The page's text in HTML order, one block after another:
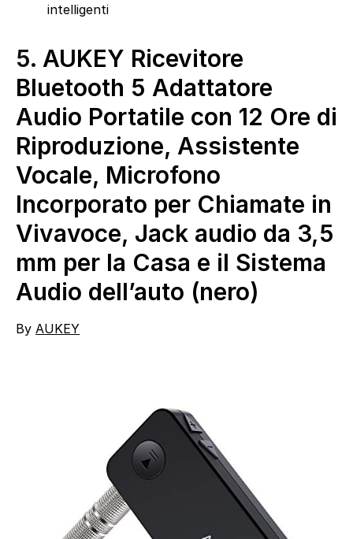
intelligenti
5. AUKEY Ricevitore
Bluetooth 5 Adattatore
Audio Portatile con 12 Ore di
Riproduzione, Assistente
Vocale, Microfono
Incorporato per Chiamate in
Vivavoce, Jack audio da 3,5
mm per la Casa e il Sistema
Audio dell’auto (nero)
By AUKEY